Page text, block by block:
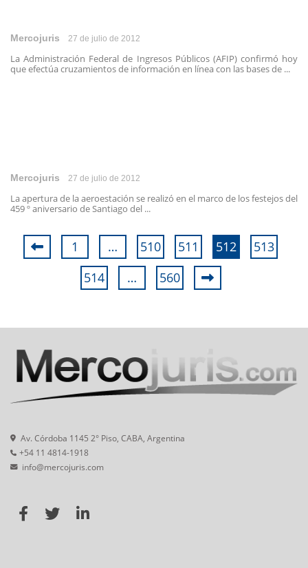
Mercojuris 27 de julio de 2012
La Administración Federal de Ingresos Públicos (AFIP) confirmó hoy
que efectúa cruzamientos de información en línea con las bases de ...
Mercojuris 27 de julio de 2012
La apertura de la aeroestación se realizó en el marco de los festejos del
459 º aniversario de Santiago del ...
1 … 510 511 512
513
514
… 560
Av. Córdoba 1145 2° Piso, CABA, Argentina
+54 11 4814-1918
info@mercojuris.com